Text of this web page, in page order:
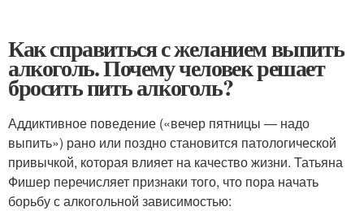
Как справиться с желанием выпить
алкоголь. Почему человек решает
бросить пить алкоголь?
Аддиктивное поведение («вечер пятницы — надо
выпить») рано или поздно становится патологической
привычкой, которая влияет на качество жизни. Татьяна
Фишер перечисляет признаки того, что пора начать
борьбу с алкогольной зависимостью: